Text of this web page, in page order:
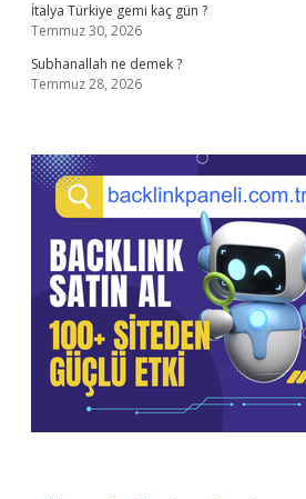
İtalya Türkiye gemi kaç gün ?
Temmuz 30, 2026
Subhanallah ne demek ?
Temmuz 28, 2026